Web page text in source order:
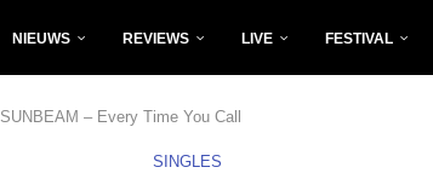
NIEUWS REVIEWS LIVE FESTIVAL
SUNBEAM – Every Time You Call
SINGLES